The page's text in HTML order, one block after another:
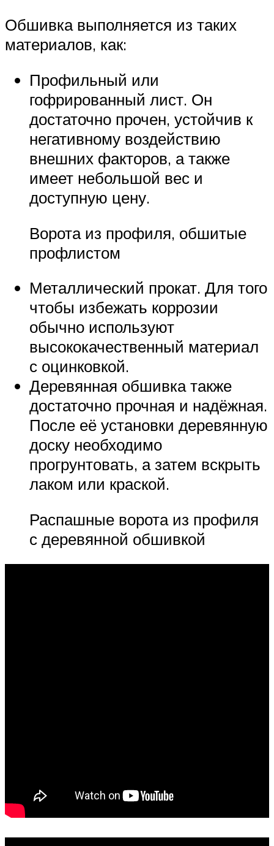
Обшивка выполняется из таких
материалов, как:
Профильный или
гофрированный лист. Он
достаточно прочен, устойчив к
негативному воздействию
внешних факторов, а также
имеет небольшой вес и
доступную цену.
Ворота из профиля, обшитые
профлистом
Металлический прокат. Для того
чтобы избежать коррозии
обычно используют
высококачественный материал
с оцинковкой.
Деревянная обшивка также
достаточно прочная и надёжная.
После её установки деревянную
доску необходимо
прогрунтовать, а затем вскрыть
лаком или краской.
Распашные ворота из профиля
с деревянной обшивкой